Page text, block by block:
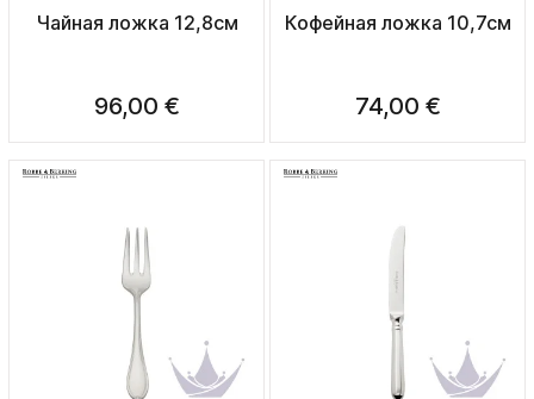
Чайная ложка 12,8см
96,00 €
Кофейная ложка 10,7см
74,00 €